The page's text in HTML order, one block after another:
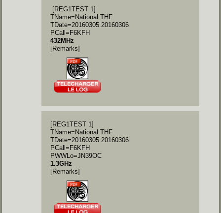
[REG1TEST 1]
TName=National THF
TDate=20160305 20160306
PCall=F6KFH
432MHz
[Remarks]
[REG1TEST 1]
TName=National THF
TDate=20160305 20160306
PCall=F6KFH
PWWLo=JN39OC
1.3GHz
[Remarks]